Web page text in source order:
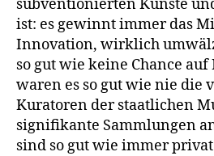
subventionierten Künste
ist: es gewinnt immer das
Innovation, wirklich
so gut wie keine Chance auf
waren es so gut wie nie die
Kuratoren der staatlichen
signifikante Sammlungen
sind so gut wie immer